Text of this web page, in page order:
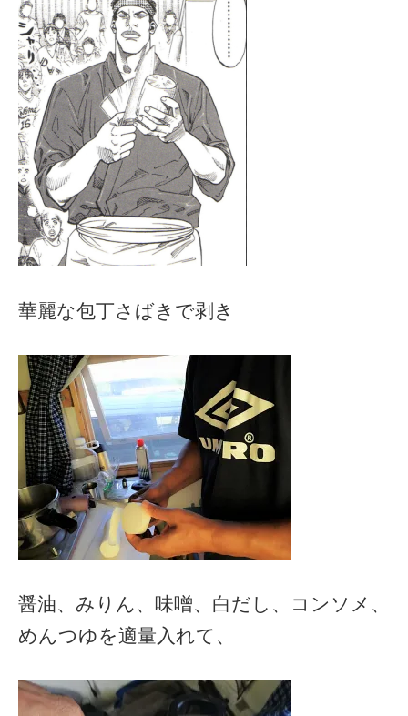
華麗な包丁さばきで剥き
醤油、みりん、味噌、白だし、コンソメ、
めんつゆを適量入れて、